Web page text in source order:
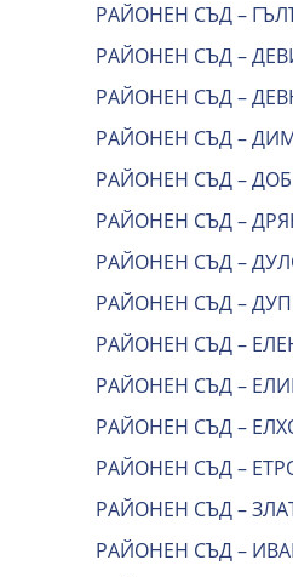
РАЙОНЕН СЪД –
РАЙОНЕН СЪД –
РАЙОНЕН СЪД –
РАЙОНЕН СЪД –
РАЙОНЕН СЪД –
РАЙОНЕН СЪД –
РАЙОНЕН СЪД –
РАЙОНЕН СЪД –
РАЙОНЕН СЪД –
РАЙОНЕН СЪД –
РАЙОНЕН СЪД –
РАЙОНЕН СЪД –
РАЙОНЕН СЪД –
РАЙОНЕН СЪД –